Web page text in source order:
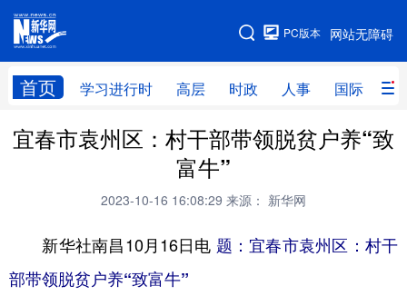
网站无障碍
PC版本
首页 学习进行时 高层 时政 人事 国际 财
网站地图
学习进行时 高层 时政 人事
全球连线
科技 科创 量子 体育
文化 书画
宜春市袁州区：村干部带领脱贫户养“致
富牛”
2023-10-16 16:08:29 来源： 新华网
新华社南昌10月16日电 题：宜春市袁州区：村干
部带领脱贫户养“致富牛”